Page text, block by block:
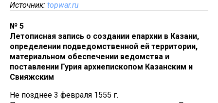
Источник: topwar.ru
№ 5
Летописная запись о создании епархии в Казани,
определении подведомственной ей территории,
материальном обеспечении ведомства и
поставлении Гурия архиепископом Казанским и
Свияжским
Не позднее 3 февраля 1555 г.